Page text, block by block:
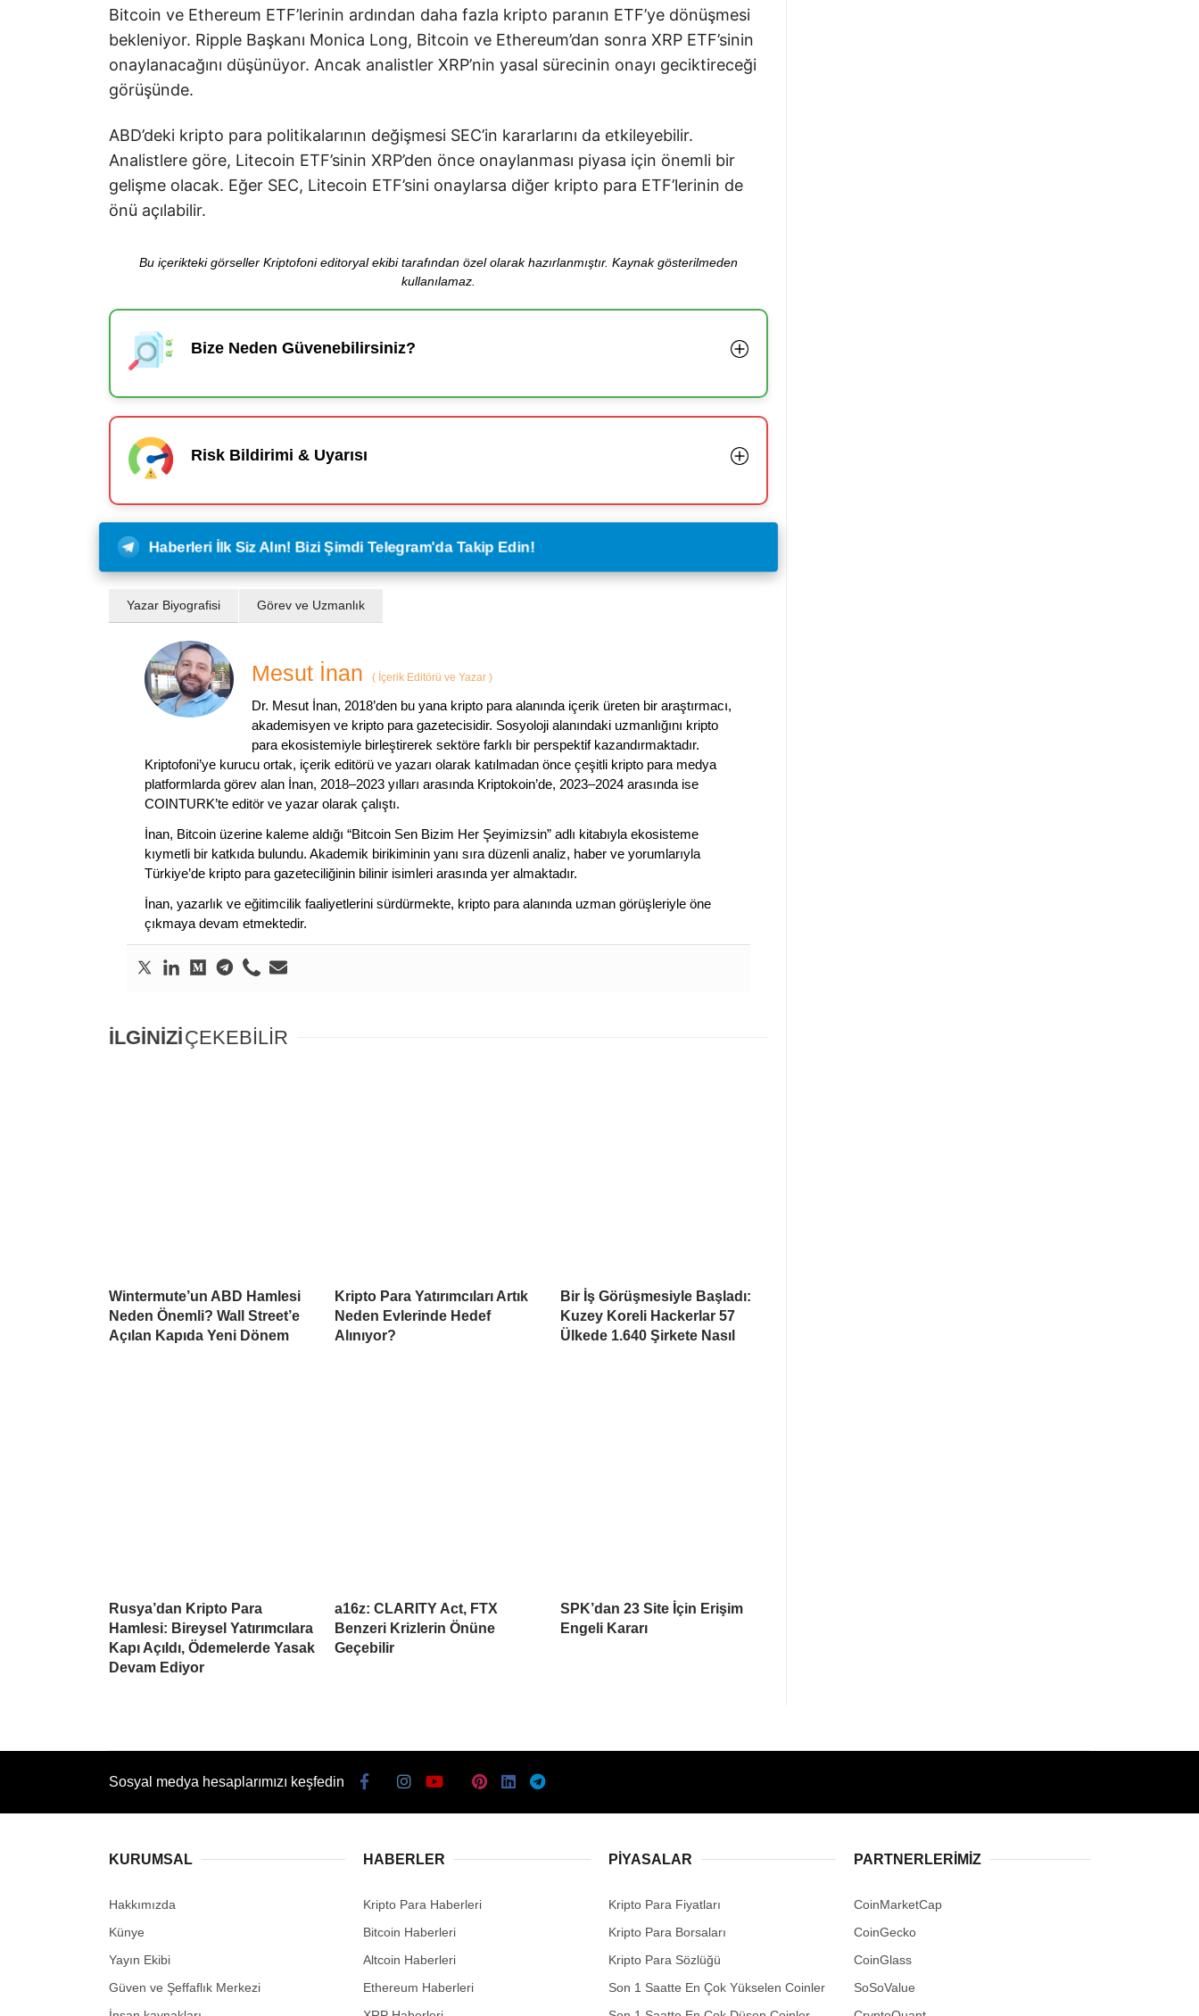
Bitcoin ve Ethereum ETF’lerinin ardından daha fazla kripto paranın ETF’ye dönüşmesi
bekleniyor. Ripple Başkanı Monica Long, Bitcoin ve Ethereum’dan sonra XRP ETF’sinin
onaylanacağını düşünüyor. Ancak analistler XRP’nin yasal sürecinin onayı geciktireceği
görüşünde.
ABD’deki kripto para politikalarının değişmesi SEC’in kararlarını da etkileyebilir.
Analistlere göre, Litecoin ETF’sinin XRP’den önce onaylanması piyasa için önemli bir
gelişme olacak. Eğer SEC, Litecoin ETF’sini onaylarsa diğer kripto para ETF’lerinin de
önü açılabilir.
Bu içerikteki görseller Kriptofoni editoryal ekibi tarafından özel olarak hazırlanmıştır. Kaynak gösterilmeden
kullanılamaz.
Bize Neden Güvenebilirsiniz?
Risk Bildirimi & Uyarısı
Haberleri İlk Siz Alın! Bizi Şimdi Telegram'da Takip Edin!
Yazar Biyografisi Görev ve Uzmanlık
Mesut İnan ( İçerik Editörü ve Yazar )
Dr. Mesut İnan, 2018’den bu yana kripto para alanında içerik üreten bir araştırmacı,
akademisyen ve kripto para gazetecisidir. Sosyoloji alanındaki uzmanlığını kripto
para ekosistemiyle birleştirerek sektöre farklı bir perspektif kazandırmaktadır.
Kriptofoni’ye kurucu ortak, içerik editörü ve yazarı olarak katılmadan önce çeşitli kripto para medya
platformlarda görev alan İnan, 2018–2023 yılları arasında Kriptokoin’de, 2023–2024 arasında ise
COINTURK’te editör ve yazar olarak çalıştı.
İnan, Bitcoin üzerine kaleme aldığı “Bitcoin Sen Bizim Her Şeyimizsin” adlı kitabıyla ekosisteme
kıymetli bir katkıda bulundu. Akademik birikiminin yanı sıra düzenli analiz, haber ve yorumlarıyla
Türkiye’de kripto para gazeteciliğinin bilinir isimleri arasında yer almaktadır.
İnan, yazarlık ve eğitimcilik faaliyetlerini sürdürmekte, kripto para alanında uzman görüşleriyle öne
çıkmaya devam etmektedir.
İLGİNİZİÇEKEBİLİR
Wintermute’un ABD Hamlesi
Neden Önemli? Wall Street’e
Açılan Kapıda Yeni Dönem
Kripto Para Yatırımcıları Artık
Neden Evlerinde Hedef
Alınıyor?
Bir İş Görüşmesiyle Başladı:
Kuzey Koreli Hackerlar 57
Ülkede 1.640 Şirkete Nasıl
Rusya’dan Kripto Para
Hamlesi: Bireysel Yatırımcılara
Kapı Açıldı, Ödemelerde Yasak
Devam Ediyor
a16z: CLARITY Act, FTX
Benzeri Krizlerin Önüne
Geçebilir
SPK’dan 23 Site İçin Erişim
Engeli Kararı
Sosyal medya hesaplarımızı keşfedin
KURUMSAL
Hakkımızda
Künye
Yayın Ekibi
Güven ve Şeffaflık Merkezi
HABERLER
Kripto Para Haberleri
Bitcoin Haberleri
Altcoin Haberleri
Ethereum Haberleri
PIYASALAR
Kripto Para Fiyatları
Kripto Para Borsaları
Kripto Para Sözlüğü
Son 1 Saatte En Çok Yükselen Coinler
PARTNERLERIMIZ
CoinMarketCap
CoinGecko
CoinGlass
SoSoValue